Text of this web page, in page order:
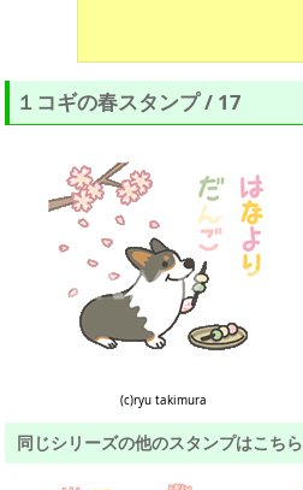
１コギの春スタンプ / 17
(c)ryu takimura
同じシリーズの他のスタンプはこちら